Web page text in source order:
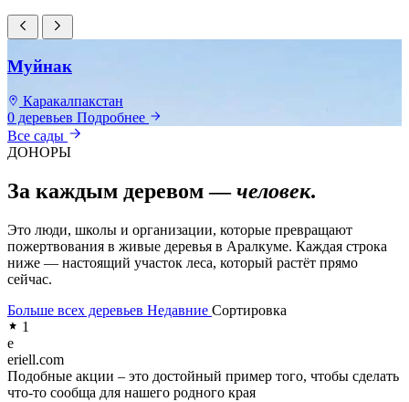
Муйнак
Каракалпакстан
0 деревьев Подробнее
Все сады
ДОНОРЫ
За каждым деревом —человек.
Это люди, школы и организации, которые превращают
пожертвования в живые деревья в Аралкуме. Каждая строка
ниже — настоящий участок леса, который растёт прямо
сейчас.
Больше всех деревьев Недавние Сортировка
1
e
eriell.com
Подобные акции – это достойный пример того, чтобы сделать
что-то сообща для нашего родного края